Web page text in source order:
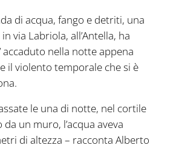
di acqua, fango e detriti, una
via Labriola, all’Antella, ha
accaduto nella notte appena
il violento temporale che si è
le una di notte, nel cortile
un muro, l’acqua aveva
di altezza – racconta Alberto